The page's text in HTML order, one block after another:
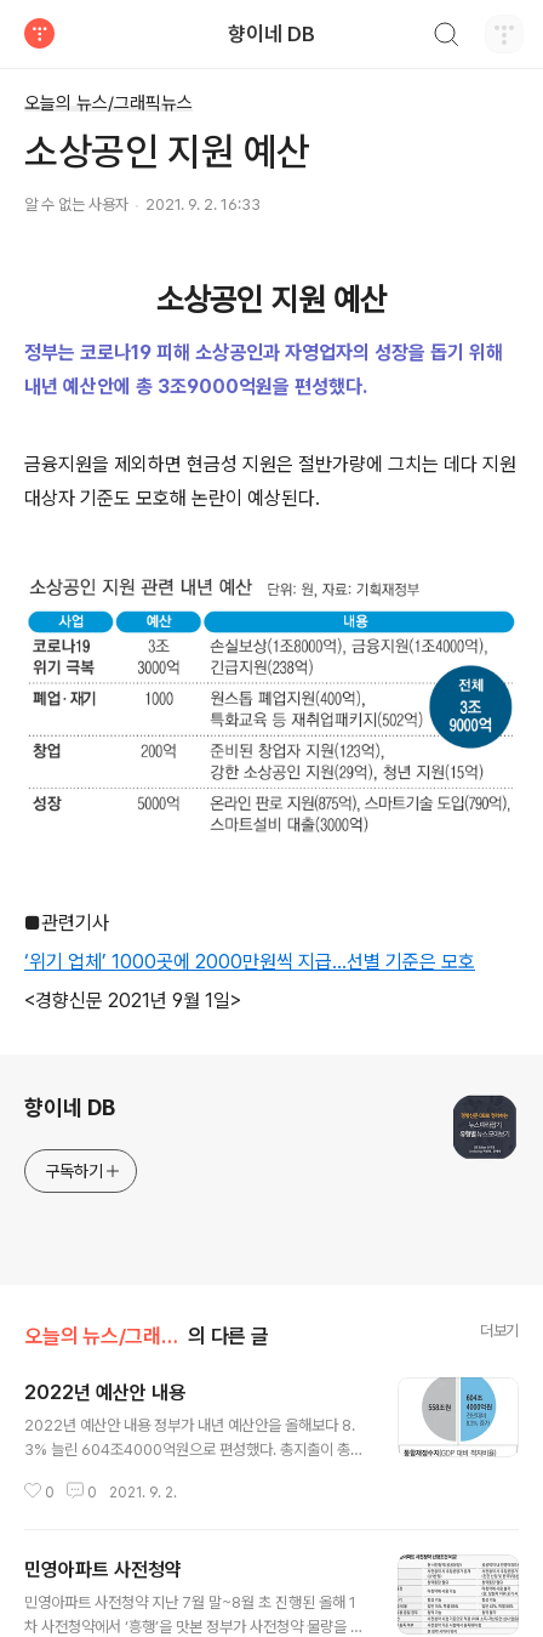
향이네 DB
오늘의 뉴스/그래픽뉴스
소상공인 지원 예산
알 수 없는 사용자 2021. 9. 2. 16:33
소상공인 지원 예산
정부는 코로나19 피해 소상공인과 자영업자의 성장을 돕기 위해
내년 예산안에 총 3조9000억원을 편성했다.
금융지원을 제외하면 현금성 지원은 절반가량에 그치는 데다 지원
대상자 기준도 모호해 논란이 예상된다.
■관련기사
‘위기 업체’ 1000곳에 2000만원씩 지급…선별 기준은 모호
<경향신문 2021년 9월 1일>
향이네 DB
구독하기
오늘의 뉴스/그래픽뉴스 의 다른 글 더보기
2022년 예산안 내용
2022년 예산안 내용 정부가 내년 예산안을 올해보다 8.
3% 늘린 604조4000억원으로 편성했다. 총지출이 총수
코로나19로 양극화가 확대된 데다 금리 인상 등으로 취약
감소…‘확장 재정’ 뒷걸음질
0 0 2021. 9. 2.
민영아파트 사전청약
민영아파트 사전청약 지난 7월 말~8월 초 진행된 올해 1
차 사전청약에서 ‘흥행’을 맛본 정부가 사전청약 물량을 10